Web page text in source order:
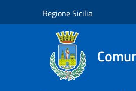
Regione Sicilia